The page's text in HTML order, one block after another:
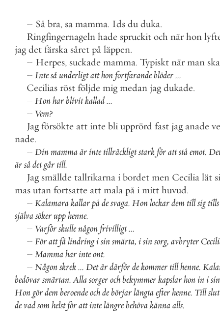
– Så bra, sa mamma. Ids du duka.
Ringfingernageln hade spruckit och när hon
jag det färska såret på läppen.
– Herpes, suckade mamma. Typiskt när man ska
– Intesåunderligtatthonfortfarandeblöder...
Cecilias röst följde mig medan jag dukade.
– Honharblivitkallad...
– Vem?
Jag försökte att inte bli upprörd fast jag anade
nade.
– Dinmammaärinte tillräckligtstarkförattståemot.
ärsådetgår till.
Jag smällde tallrikarna i bordet men Cecilia lät
mas utan fortsatte att mala på i mitt huvud.
– Kalamarakallarpådesvaga. Honlockardem tillsig tills
självasökerupphenne.
– Varförskullenågonfrivilligt...
– Förattfålindringisinsmärta, isinsorg, avbryter
– Mammaharinteont.
– Någonskrek... Detärdärfördekommer tillhenne.
bedövarsmärtan. Allasorgerochbekymmerkapslarhoninisin
Hongördemberoendeochdebörjarlängtaefterhenne. Tillslut
devadsomhelstförattintelängrebehövakännaalls.